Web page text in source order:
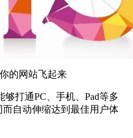
网站飞起来
打通PC、手机、Pad等多
自动伸缩达到最佳用户体